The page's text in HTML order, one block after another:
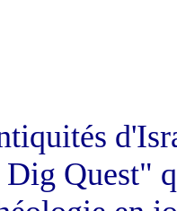
Quest"